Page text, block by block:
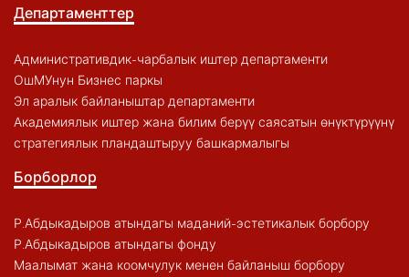
Департаменттер
Административдик-чарбалык иштер департаменти
ОшМУнун Бизнес паркы
Эл аралык байланыштар департаменти
Академиялык иштер жана билим берүү саясатын өнүктүрүүнү
стратегиялык пландаштыруу башкармалыгы
Борборлор
Р.Абдыкадыров атындагы маданий-эстетикалык борбору
Р.Абдыкадыров атындагы фонду
Маалымат жана коомчулук менен байланыш борбору